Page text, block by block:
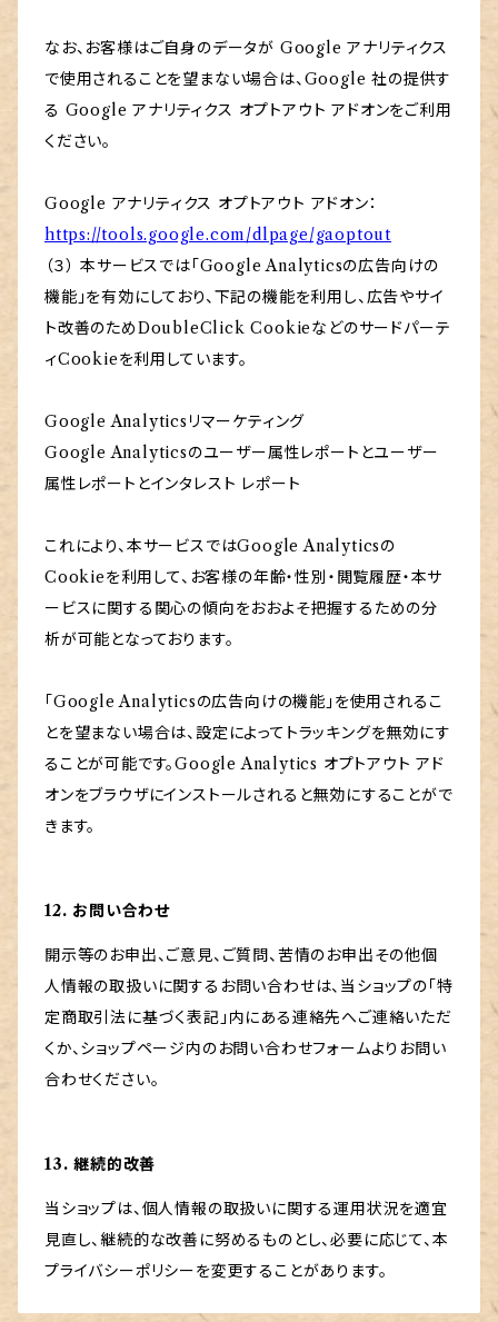
なお、お客様はご自身のデータが Google アナリティクス
で使用されることを望まない場合は、Google 社の提供す
る Google アナリティクス オプトアウト アドオンをご利用
ください。
Google アナリティクス オプトアウト アドオン：
https://tools.google.com/dlpage/gaoptout
（３） 本サービスでは「Google Analyticsの広告向けの
機能」を有効にしており、下記の機能を利用し、広告やサイ
ト改善のためDoubleClick Cookieなどのサードパーテ
ィCookieを利用しています。
Google Analyticsリマーケティング
Google Analyticsのユーザー属性レポートとユーザー
属性レポートとインタレスト レポート
これにより、本サービスではGoogle Analyticsの
Cookieを利用して、お客様の年齢・性別・閲覧履歴・本サ
ービスに関する関心の傾向をおおよそ把握するための分
析が可能となっております。
「Google Analyticsの広告向けの機能」を使用されるこ
とを望まない場合は、設定によってトラッキングを無効にす
ることが可能です。Google Analytics オプトアウト アド
オンをブラウザにインストールされると無効にすることがで
きます。
12. お問い合わせ
開示等のお申出、ご意見、ご質問、苦情のお申出その他個
人情報の取扱いに関するお問い合わせは、当ショップの「特
定商取引法に基づく表記」内にある連絡先へご連絡いただ
くか、ショップページ内のお問い合わせフォームよりお問い
合わせください。
13. 継続的改善
当ショップは、個人情報の取扱いに関する運用状況を適宜
見直し、継続的な改善に努めるものとし、必要に応じて、本
プライバシーポリシーを変更することがあります。